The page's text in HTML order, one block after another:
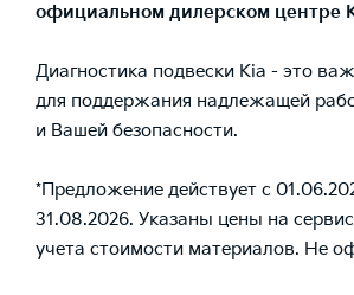
официальном дилерском центре
Диагностика подвески Kia - это
для поддержания надлежащей
и Вашей безопасности.
*Предложение действует с
31.08.2026. Указаны цены на
учета стоимости материалов. Не